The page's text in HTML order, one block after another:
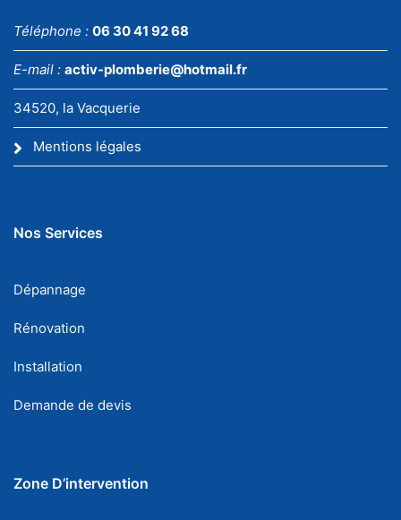
Téléphone : 06 30 41 92 68
E-mail : activ-plomberie@hotmail.fr
34520, la Vacquerie
Mentions légales
Nos Services
Dépannage
Rénovation
Installation
Demande de devis
Zone D’intervention